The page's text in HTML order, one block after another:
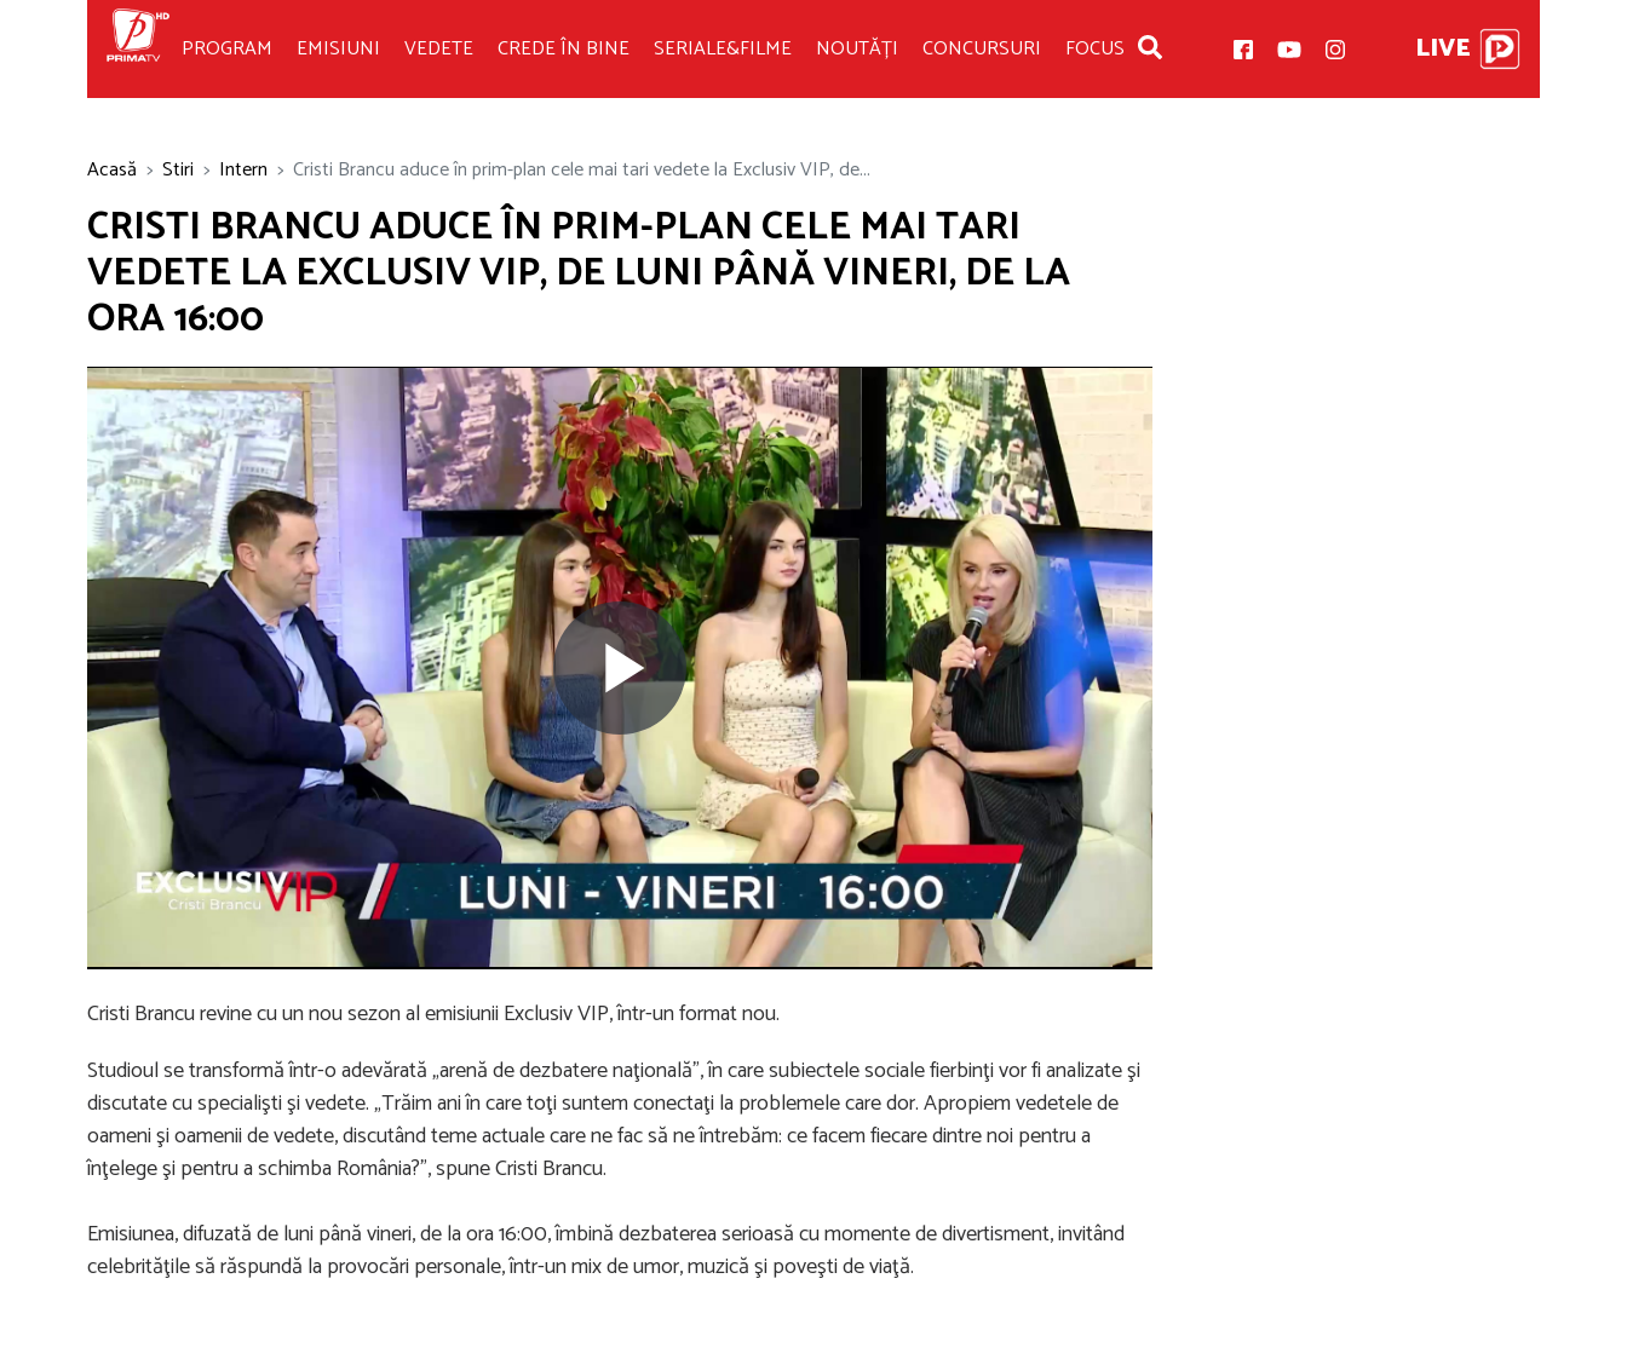
LIVE
PROGRAM EMISIUNI VEDETE CREDE ÎN BINE SERIALE&FILME NOUTĂȚI CONCURSURI FOCUS
Acasă Stiri Intern Cristi Brancu aduce în prim-plan cele mai tari vedete la Exclusiv VIP, de...
CRISTI BRANCU ADUCE ÎN PRIM-PLAN CELE MAI TARI
VEDETE LA EXCLUSIV VIP, DE LUNI PÂNĂ VINERI, DE LA
ORA 16:00
Play
Video
Cristi Brancu revine cu un nou sezon al emisiunii Exclusiv VIP, într-un format nou.
Studioul se transformă într-o adevărată „arenă de dezbatere naţională”, în care subiectele sociale fierbinţi vor fi analizate şi
discutate cu specialişti şi vedete. „Trăim ani în care toţi suntem conectaţi la problemele care dor. Apropiem vedetele de
oameni şi oamenii de vedete, discutând teme actuale care ne fac să ne întrebăm: ce facem fiecare dintre noi pentru a
înţelege şi pentru a schimba România?”, spune Cristi Brancu.
Emisiunea, difuzată de luni până vineri, de la ora 16:00, îmbină dezbaterea serioasă cu momente de divertisment, invitând
celebrităţile să răspundă la provocări personale, într-un mix de umor, muzică şi poveşti de viaţă.